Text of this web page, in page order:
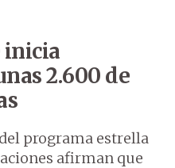
inicia
2.600 de
programa estrella
afirman que